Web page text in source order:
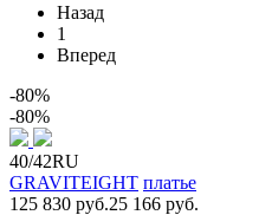
Назад
1
Вперед
-80%
-80%
40/42RU
GRAVITEIGHT платье
125 830 руб.25 166 руб.